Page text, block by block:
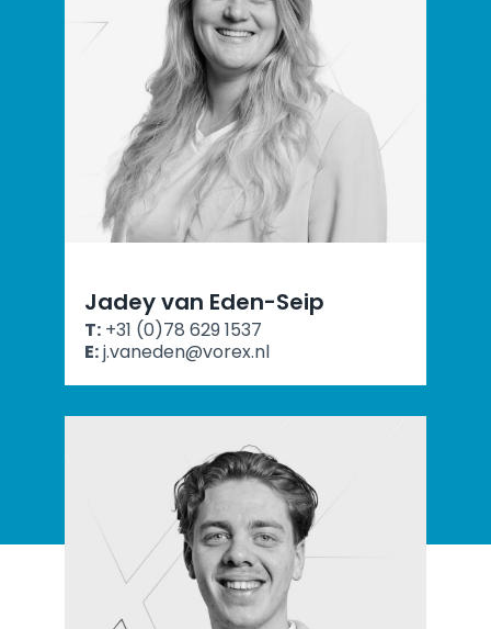
Jadey van Eden-Seip
T: +31 (0)78 629 1537
E:j.vaneden@vorex.nl